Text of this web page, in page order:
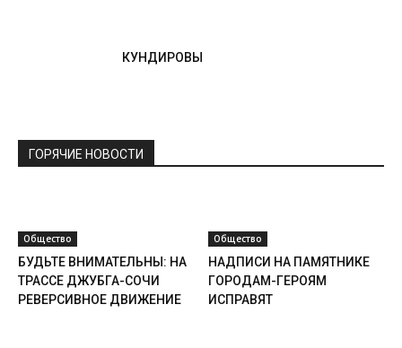
КУНДИРОВЫ
ГОРЯЧИЕ НОВОСТИ
Общество
БУДЬТЕ ВНИМАТЕЛЬНЫ: НА
ТРАССЕ ДЖУБГА-СОЧИ
РЕВЕРСИВНОЕ ДВИЖЕНИЕ
Общество
НАДПИСИ НА ПАМЯТНИКЕ
ГОРОДАМ-ГЕРОЯМ
ИСПРАВЯТ